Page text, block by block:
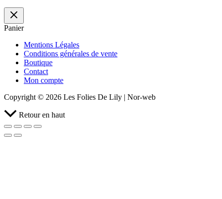
Panier
Mentions Légales
Conditions générales de vente
Boutique
Contact
Mon compte
Copyright © 2026 Les Folies De Lily | Nor-web
Retour en haut